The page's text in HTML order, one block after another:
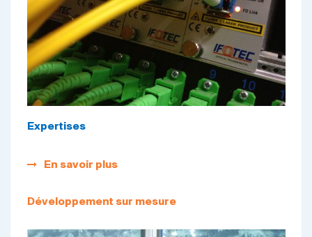
Expertises
En savoir plus
Développement sur mesure